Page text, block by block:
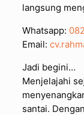
langsung
Whatsapp:
Email:
Jadi begini…
Menjelajahi
santai.